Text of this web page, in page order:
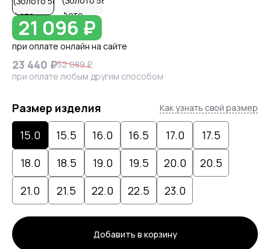
21 096 ₽
при оплате онлайн на сайте
23 440 ₽52 089 ₽
при оплате любым другим способом
Размер изделия Как узнать свой размер
15.0 15.5 16.0 16.5 17.0
17.5
18.0
18.5 19.0 19.5 20.0
20.5
21.0
21.5 22.0 22.5 23.0
Добавить в корзину